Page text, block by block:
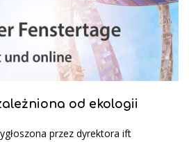
od ekologii
przez dyrektora ift